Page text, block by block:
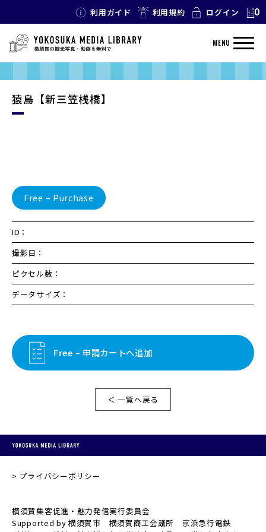
利用ガイド 利用規約 ログイン 0
MENU
猿島【新三笠桟橋】
Free – Purchase
ID：
撮影日：
ピクセル数：
データサイズ：
Free – 申請カートへ追加
＜ 一覧へ戻る
プライバシーポリシー
横須賀集客促進・魅力発信実行委員会
Supported by 横須賀市 横須賀商工会議所 京浜急行電鉄